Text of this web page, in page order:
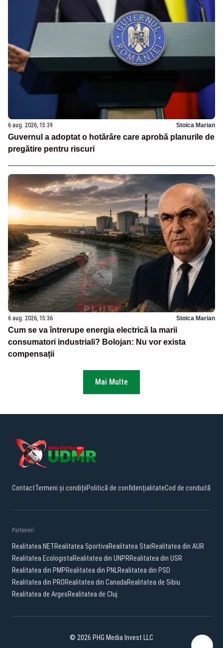
6 aug. 2026, 15:39 Stoica Marian
Guvernul a adoptat o hotărâre care aprobă planurile de
pregătire pentru riscuri
6 aug. 2026, 15:36 Stoica Marian
Cum se va întrerupe energia electrică la marii
consumatori industriali? Bolojan: Nu vor exista
compensații
Mai Multe
ContactTermeni și condițiiPolitică de confidențialitateCod de conduită
Parteneri:
Realitatea.NETRealitatea SportivaRealitatea StarRealitatea din AUR
Realitatea EcologistaRealitatea din UNPRRealitatea din USR
Realitatea din PMPRealitatea din PNLRealitatea din PSD
Realitatea din PRORealitatea din CanadaRealitatea de Sibiu
Realitatea de ArgesRealitatea de Cluj
© 2026 PHG Media Invest LLC